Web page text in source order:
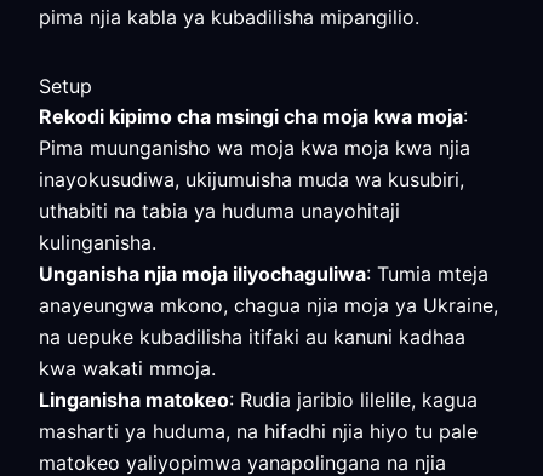
pima njia kabla ya kubadilisha mipangilio.
Setup
Rekodi kipimo cha msingi cha moja kwa moja:
Pima muunganisho wa moja kwa moja kwa njia
inayokusudiwa, ukijumuisha muda wa kusubiri,
uthabiti na tabia ya huduma unayohitaji
kulinganisha.
Unganisha njia moja iliyochaguliwa: Tumia mteja
anayeungwa mkono, chagua njia moja ya Ukraine,
na uepuke kubadilisha itifaki au kanuni kadhaa
kwa wakati mmoja.
Linganisha matokeo: Rudia jaribio lilelile, kagua
masharti ya huduma, na hifadhi njia hiyo tu pale
matokeo yaliyopimwa yanapolingana na njia